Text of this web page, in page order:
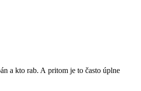
a kto rab. A pritom je to často úplne